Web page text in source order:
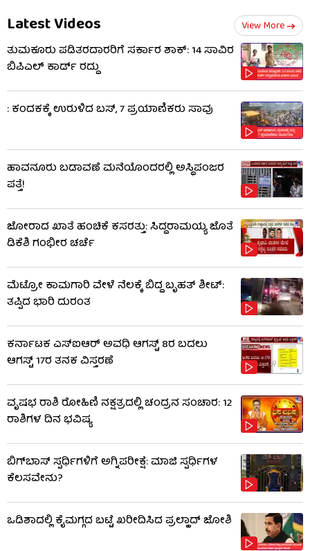
Latest Videos View More
ತುಮಕೂರು ಪಡಿತರದಾರರಿಗೆ ಸರ್ಕಾರ ಶಾಕ್: 14 ಸಾವಿರ
ಬಿಪಿಎಲ್ ಕಾರ್ಡ್ ರದ್ದು
: ಕಂದಕಕ್ಕೆ ಉರುಳಿದ ಬಸ್, 7 ಪ್ರಯಾಣಿಕರು ಸಾವು
ಹಾವನೂರು ಬಡಾವಣೆ ಮನೆಯೊಂದರಲ್ಲಿ ಅಸ್ಥಿಪಂಜರ
ಪತ್ತೆ!
ಜೋರಾದ ಖಾತೆ ಹಂಚಿಕೆ ಕಸರತ್ತು: ಸಿದ್ದರಾಮಯ್ಯ ಜೊತೆ
ಡಿಕೆಶಿ ಗಂಭೀರ ಚರ್ಚೆ
ಮೆಟ್ರೋ ಕಾಮಗಾರಿ ವೇಳೆ ನೆಲಕ್ಕೆ ಬಿದ್ದ ಬೃಹತ್ ಶೀಟ್:
ತಪ್ಪಿದ ಭಾರಿ ದುರಂತ
ಕರ್ನಾಟಕ ಎಸ್‌ಐಆರ್ ಅವಧಿ ಆಗಸ್ಟ್ 8ರ ಬದಲು
ಆಗಸ್ಟ್ 17ರ ತನಕ ವಿಸ್ತರಣೆ
ವೃಷಭ ರಾಶಿ ರೋಹಿಣಿ ನಕ್ಷತ್ರದಲ್ಲಿ ಚಂದ್ರನ ಸಂಚಾರ: 12
ರಾಶಿಗಳ ದಿನ ಭವಿಷ್ಯ
ಬಿಗ್​​ಬಾಸ್​ ಸ್ಪರ್ಧಿಗಳಿಗೆ ಅಗ್ನಿಪರೀಕ್ಷೆ: ಮಾಜಿ ​​ಸ್ಪರ್ಧಿಗಳ
ಕೆಲಸವೇನು?
ಒಡಿಶಾದಲ್ಲಿ ಕೈಮಗ್ಗದ ಬಟ್ಟೆ ಖರೀದಿಸಿದ ಪ್ರಲ್ಹಾದ್ ಜೋಶಿ